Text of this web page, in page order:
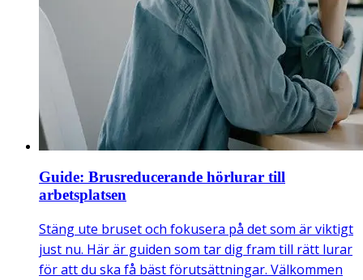
Guide: Brusreducerande hörlurar till
arbetsplatsen
Stäng ute bruset och fokusera på det som är viktigt
just nu. Här är guiden som tar dig fram till rätt lurar
för att du ska få bäst förutsättningar. Välkommen